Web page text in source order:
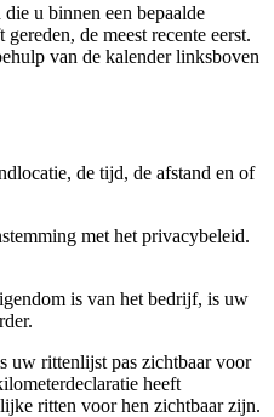
u binnen een bepaalde
de meest recente eerst.
van de kalender linksboven
de tijd, de afstand en of
met het privacybeleid.
is van het bedrijf, is uw
uw rittenlijst pas zichtbaar voor
heeft
ritten voor hen zichtbaar zijn.